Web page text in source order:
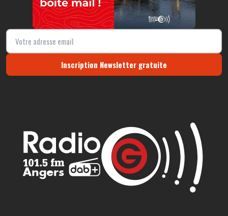
Inscription Newsletter gratuite